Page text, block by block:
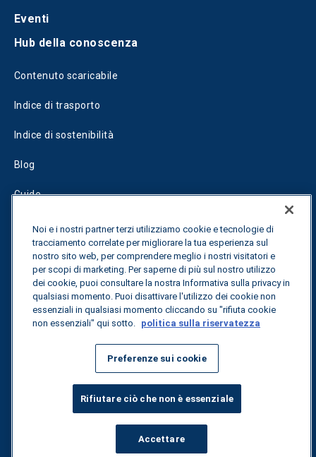
Eventi
Hub della conoscenza
Contenuto scaricabile
Indice di trasporto
Indice di sostenibilità
Blog
Guide
Fuel Savings Calculator
Calcolatore di ottimizzazione dei trasporti
Tracciamento delle tariffe
Contattateci
Tutti i diritti riservati. Informativa sulla privacy
Noi e i nostri partner terzi utilizziamo cookie e tecnologie di
tracciamento correlate per migliorare la tua esperienza sul
nostro sito web, per comprendere meglio i nostri visitatori e
per scopi di marketing. Per saperne di più sul nostro utilizzo
dei cookie, puoi consultare la nostra Informativa sulla privacy in
qualsiasi momento. Puoi disattivare l'utilizzo dei cookie non
essenziali in qualsiasi momento cliccando su "rifiuta cookie
non essenziali" qui sotto. politica sulla riservatezza
Preferenze sui cookie
Rifiutare ciò che non è essenziale
Accettare